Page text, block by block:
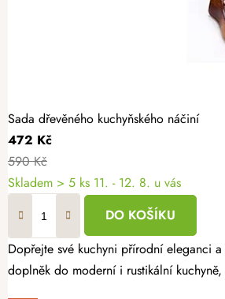
Sada dřevěného kuchyňského náčiní
472 Kč
590 Kč
Skladem > 5 ks 11. - 12. 8. u vás
DO KOŠÍKU
Dopřejte své kuchyni přírodní eleganci
doplněk do moderní i rustikální kuchyně,